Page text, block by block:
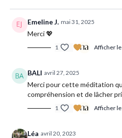
Emeline J. mai 31, 2025
Merci 💖
1 Afficher
BALI avril 27, 2025
Merci pour cette méditation
compréhension et de lâcher
1 Afficher
Léa avril 20, 2023